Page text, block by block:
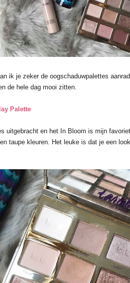
ik je zeker de oogschaduwpalettes
de hele dag mooi zitten.
Palette
uitgebracht en het In Bloom is mijn
taupe kleuren. Het leuke is dat je een